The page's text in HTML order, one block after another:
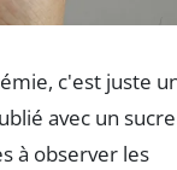
c'est juste
avec un
à observer les